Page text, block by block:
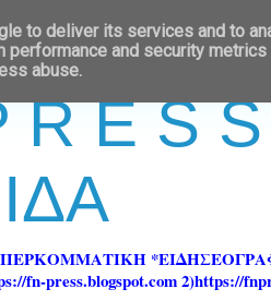
R E S
press.blogspot.com 2)https://
to deliver its services and to
performance and security
abuse.